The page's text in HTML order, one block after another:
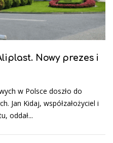
Nowy prezes i
w Polsce doszło do
Jan Kidaj, współzałożyciel i
oddał...